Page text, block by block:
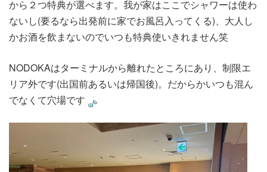
から２つ特典が選べます。我が家はここでシャワーは使わ
ないし(要るなら出発前に家でお風呂入ってくる)、大人し
かお酒を飲まないのでいつも特典使いきれません笑
NODOKAはターミナルから離れたところにあり、制限エ
リア外です(出国前あるいは帰国後)。だからかいつも混ん
でなくて穴場です